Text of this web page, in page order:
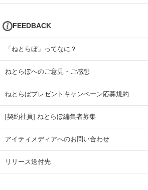
FEEDBACK
「ねとらぼ」ってなに？
ねとらぼへのご意見・ご感想
ねとらぼプレゼントキャンペーン応募規約
[契約社員] ねとらぼ編集者募集
アイティメディアへのお問い合わせ
リリース送付先